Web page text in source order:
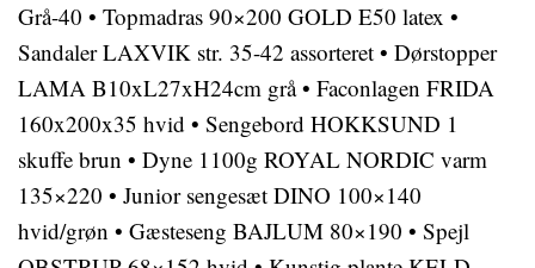
Grå-40 • Topmadras 90×200 GOLD E50 latex •
Sandaler LAXVIK str. 35-42 assorteret • Dørstopper
LAMA B10xL27xH24cm grå• Faconlagen FRIDA
160x200x35 hvid • Sengebord HOKKSUND 1
skuffe brun • Dyne 1100g ROYAL NORDIC varm
135×220 • Junior sengesæt DINO 100×140
hvid/grøn • Gæsteseng BAJLUM 80×190 • Spejl